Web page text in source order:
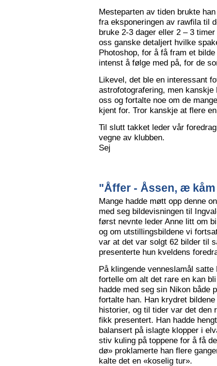
Mesteparten av tiden brukte
fra eksponeringen av rawfila til
bruke 2-3 dager eller 2 – 3
oss ganske detaljert hvilke
Photoshop, for å få fram et
intenst å følge med på, for de
Likevel, det ble en interessant
astrofotografering, men
oss og fortalte noe om de
kjent for. Tror kanskje at flere
Til slutt takket leder vår
vegne av klubben.
Sej
"Åffer - Åssen, æ
Mange hadde møtt opp denne
med seg bildevisningen til
først nevnte leder Anne litt om
og om utstillingsbildene vi
var at det var solgt 62 bilder til
presenterte hun kveldens
På klingende venneslamål
fortelle om alt det rare en kan
hadde med seg sin Nikon både
fortalte han. Han krydret
historier, og til tider var det den
fikk presentert. Han hadde
balansert på islagte klopper i
stiv kuling på toppene for å få
dø» proklamerte han flere
kalte det en «koselig tur».